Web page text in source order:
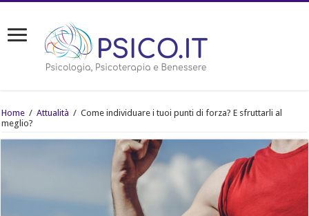
Home / Attualità / Come individuare i tuoi punti di forza? E sfruttarli al
meglio?